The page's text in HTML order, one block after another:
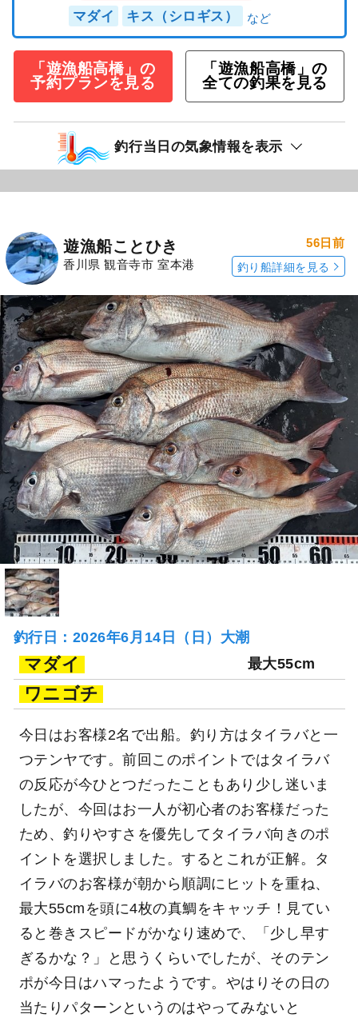
マダイ キス（シロギス）
「遊漁船高橋」の
予約プランを見る
「遊漁船高橋」の
全ての釣果を見る
釣行当日の気象情報を表示
遊漁船ことひき
香川県 観音寺市 室本港
56日前
釣り船詳細を見る
釣行日：2026年6月14日（日）大潮
マダイ 最大55cm
ワニゴチ
今日はお客様2名で出船。釣り方はタイラバと一
つテンヤです。前回このポイントではタイラバ
の反応が今ひとつだったこともあり少し迷いま
したが、今回はお一人が初心者のお客様だった
ため、釣りやすさを優先してタイラバ向きのポ
イントを選択しました。するとこれが正解。タ
イラバのお客様が朝から順調にヒットを重ね、
最大55cmを頭に4枚の真鯛をキャッチ！見てい
ると巻きスピードがかなり速めで、「少し早す
ぎるかな？」と思うくらいでしたが、そのテン
ポが今日はハマったようです。やはりその日の
当たりパターンというのはやってみないと